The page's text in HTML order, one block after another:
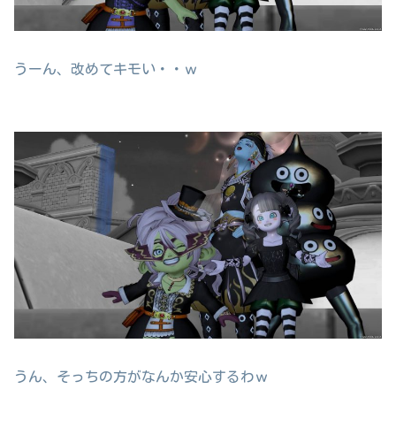
うーん、改めてキモい・・ｗ
うん、そっちの方がなんか安心するわｗ